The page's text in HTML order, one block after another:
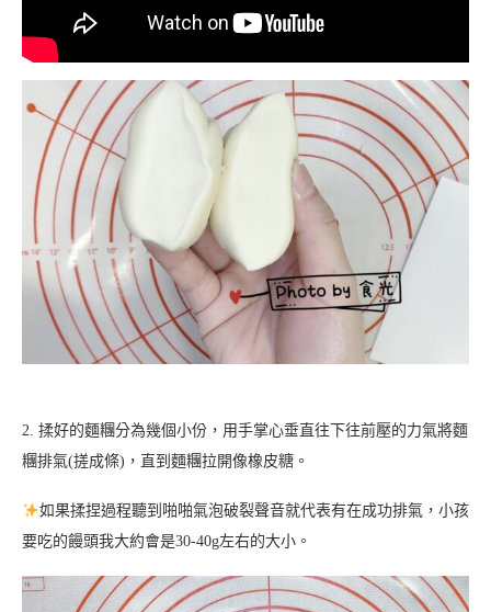
2. 揉好的麵糰分為幾個小份，用手掌心垂直往下往前壓的力氣將麵
糰排氣(搓成條)，直到麵糰拉開像橡皮糖。
如果揉捏過程聽到啪啪氣泡破裂聲音就代表有在成功排氣，小孩
要吃的饅頭我大約會是30-40g左右的大小。